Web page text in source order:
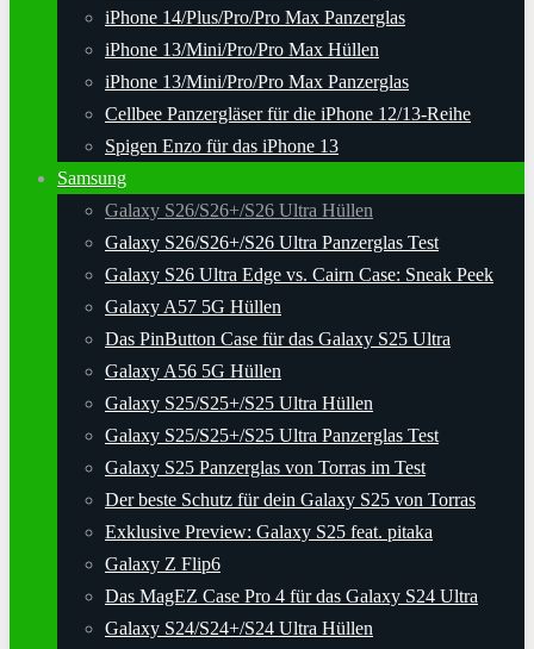
iPhone 14/Plus/Pro/Pro Max Panzerglas
iPhone 13/Mini/Pro/Pro Max Hüllen
iPhone 13/Mini/Pro/Pro Max Panzerglas
Cellbee Panzergläser für die iPhone 12/13-Reihe
Spigen Enzo für das iPhone 13
Samsung
Galaxy S26/S26+/S26 Ultra Hüllen
Galaxy S26/S26+/S26 Ultra Panzerglas Test
Galaxy S26 Ultra Edge vs. Cairn Case: Sneak Peek
Galaxy A57 5G Hüllen
Das PinButton Case für das Galaxy S25 Ultra
Galaxy A56 5G Hüllen
Galaxy S25/S25+/S25 Ultra Hüllen
Galaxy S25/S25+/S25 Ultra Panzerglas Test
Galaxy S25 Panzerglas von Torras im Test
Der beste Schutz für dein Galaxy S25 von Torras
Exklusive Preview: Galaxy S25 feat. pitaka
Galaxy Z Flip6
Das MagEZ Case Pro 4 für das Galaxy S24 Ultra
Galaxy S24/S24+/S24 Ultra Hüllen